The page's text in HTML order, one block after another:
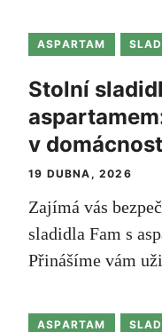
ASPARTAM
Stolní
v
19 DUBNA, 2026
Zajímá vás
sladidla Fam​ s
Přinášíme vám
ASPARTAM